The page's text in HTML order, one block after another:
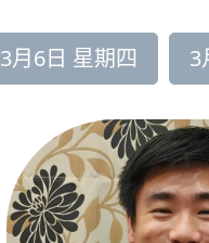
3月6日 星期四 3